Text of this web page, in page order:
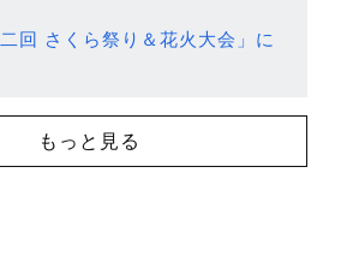
二回 さくら祭り＆花火大会」に
もっと見る